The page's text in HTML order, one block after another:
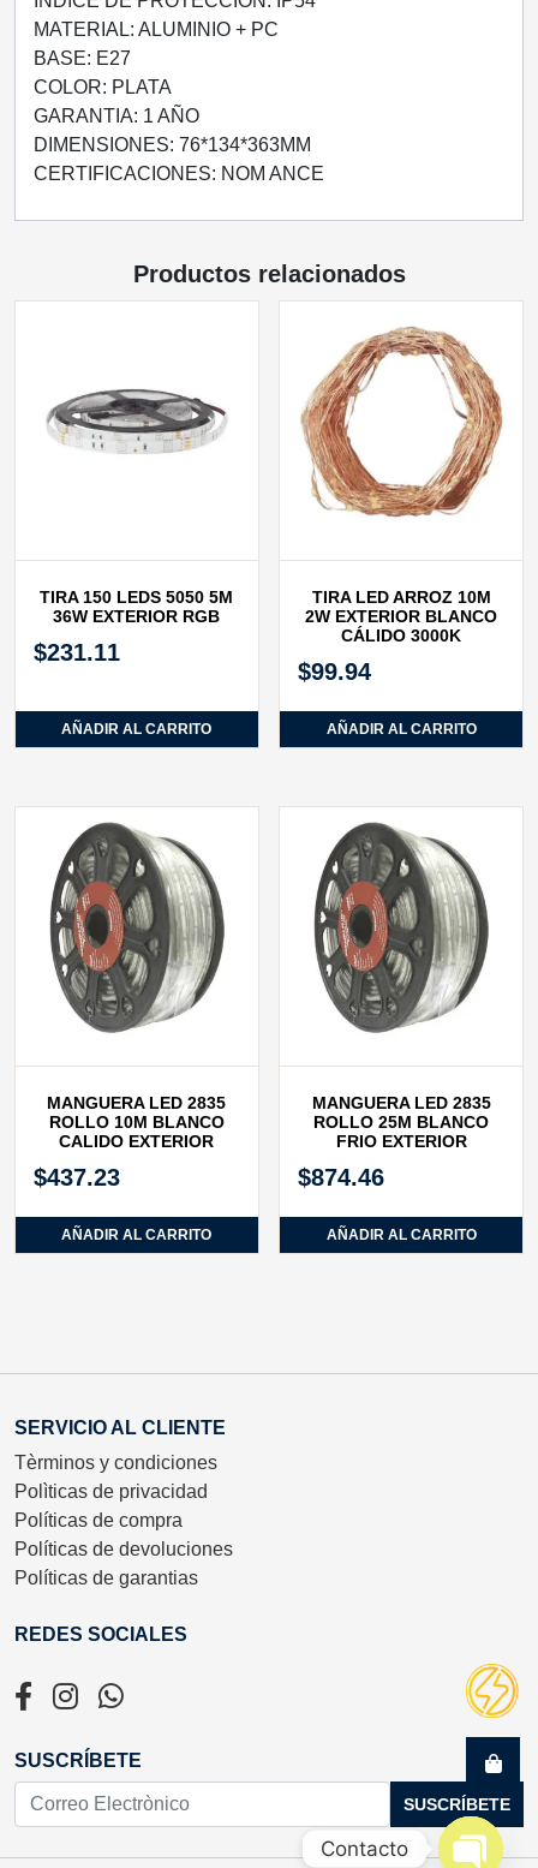
MATERIAL: ALUMINIO + PC
BASE: E27
COLOR: PLATA
GARANTIA: 1 AÑO
DIMENSIONES: 76*134*363MM
CERTIFICACIONES: NOM ANCE
Productos relacionados
TIRA 150 LEDS 5050 5M
36W EXTERIOR RGB
$231.11
AÑADIR AL CARRITO
TIRA LED ARROZ 10M
2W EXTERIOR BLANCO
CÁLIDO 3000K
$99.94
AÑADIR AL CARRITO
MANGUERA LED 2835
ROLLO 10M BLANCO
CALIDO EXTERIOR
$437.23
AÑADIR AL CARRITO
MANGUERA LED 2835
ROLLO 25M BLANCO
FRIO EXTERIOR
$874.46
AÑADIR AL CARRITO
SERVICIO AL CLIENTE
Tèrminos y condiciones
Polìticas de privacidad
Políticas de compra
Políticas de devoluciones
Políticas de garantias
REDES SOCIALES
SUSCRÍBETE
SUSCRÍBETE
Contacto